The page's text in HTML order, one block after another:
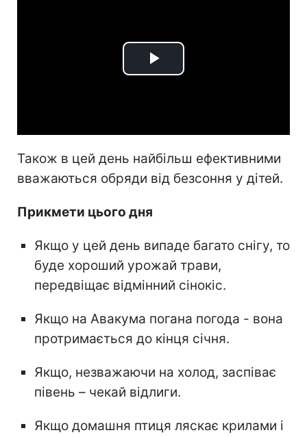
Play
Також в цей день найбільш ефективними
вважаються обряди від безсоння у дітей.
Прикмети цього дня
Якщо у цей день випаде багато снігу, то
буде хороший урожай трави,
передвіщає відмінний сінокіс.
Якщо на Авакума погана погода - вона
протримається до кінця січня.
Якщо, незважаючи на холод, заспіває
півень – чекай відлиги.
Якщо домашня птиця ляскає крилами і